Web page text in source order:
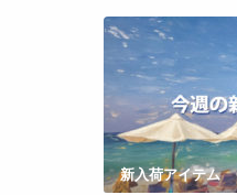
新入荷アイテム